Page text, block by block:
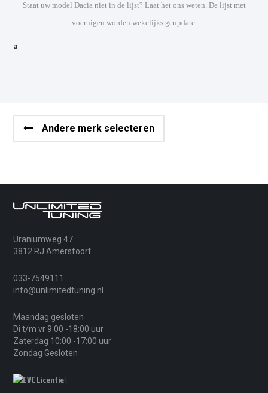
Staat uw model Dacia niet in de lijst? Laat het ons weten. De lijst met
voeruigen worden wekelijks geupdate.
a
Andere merk selecteren
Uraniumweg 47
3812 RJ Amersfoort
033-7549111
info@unlimitedtuning.nl
Maandag gesloten
Di t/m vr 9:00 -18:00 uur
Zaterdag 10:00 -17:00 uur
Zondag Gesloten